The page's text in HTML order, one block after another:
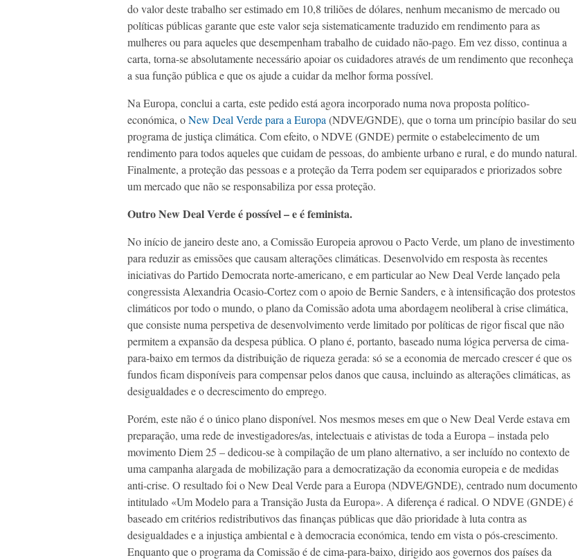
do valor deste trabalho ser estimado em 10,8 triliões de dólares, nenhum mecanismo de mercado ou
políticas públicas garante que este valor seja sistematicamente traduzido em rendimento para as
mulheres ou para aqueles que desempenham trabalho de cuidado não-pago. Em vez disso, continua a
carta, torna-se absolutamente necessário apoiar os cuidadores através de um rendimento que reconheça
a sua função pública e que os ajude a cuidar da melhor forma possível.
Na Europa, conclui a carta, este pedido está agora incorporado numa nova proposta político-
económica, oNew Deal Verde para a Europa (NDVE/GNDE), que o torna um princípio basilar do seu
programa de justiça climática. Com efeito, o NDVE (GNDE) permite o estabelecimento de um
rendimento para todos aqueles que cuidam de pessoas, do ambiente urbano e rural, e do mundo natural.
Finalmente, a proteção das pessoas e a proteção da Terra podem ser equiparados e priorizados sobre
um mercado que não se responsabiliza por essa proteção.
Outro New Deal Verde é possível – e é feminista.
No início de janeiro deste ano, a Comissão Europeia aprovou o Pacto Verde, um plano de investimento
para reduzir as emissões que causam alterações climáticas. Desenvolvido em resposta às recentes
iniciativas do Partido Democrata norte-americano, e em particular ao New Deal Verde lançado pela
congressista Alexandria Ocasio-Cortez com o apoio de Bernie Sanders, e à intensificação dos protestos
climáticos por todo o mundo, o plano da Comissão adota uma abordagem neoliberal à crise climática,
que consiste numa perspetiva de desenvolvimento verde limitado por políticas de rigor fiscal que não
permitem a expansão da despesa pública. O plano é, portanto, baseado numa lógica perversa de cima-
para-baixo em termos da distribuição de riqueza gerada: só se a economia de mercado crescer é que os
fundos ficam disponíveis para compensar pelos danos que causa, incluindo as alterações climáticas, as
desigualdades e o decrescimento do emprego.
Porém, este não é o único plano disponível. Nos mesmos meses em que o New Deal Verde estava em
preparação, uma rede de investigadores/as, intelectuais e ativistas de toda a Europa – instada pelo
movimento Diem 25 – dedicou-se à compilação de um plano alternativo, a ser incluído no contexto de
uma campanha alargada de mobilização para a democratização da economia europeia e de medidas
anti-crise. O resultado foi o New Deal Verde para a Europa (NDVE/GNDE), centrado num documento
intitulado «Um Modelo para a Transição Justa da Europa». A diferença é radical. O NDVE (GNDE) é
baseado em critérios redistributivos das finanças públicas que dão prioridade à luta contra as
desigualdades e a injustiça ambiental e à democracia económica, tendo em vista o pós-crescimento.
Enquanto que o programa da Comissão é de cima-para-baixo, dirigido aos governos dos países da